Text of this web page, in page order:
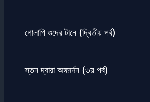
গোলাপি গুদের টানে (দ্বিতীয় পর্ব)
স্তন দ্বারা অঙ্গমর্দন (৩য় পর্ব)